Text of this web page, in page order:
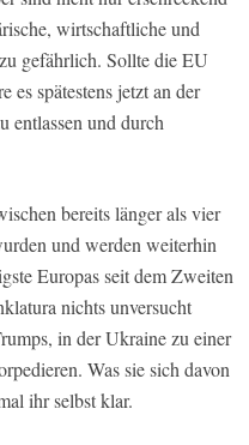
wirtschaftliche und
gefährlich. Sollte die EU
es spätestens jetzt an der
entlassen und durch
bereits länger als vier
und werden weiterhin
Europas seit dem Zweiten
nichts unversucht
in der Ukraine zu einer
Was sie sich davon
ihr selbst klar.